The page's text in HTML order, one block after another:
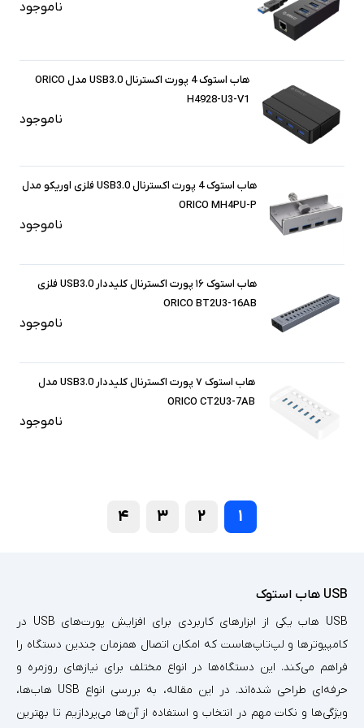
ناموجود
هاب استوک 4 پورت اکسترنال USB3.0 مدل ORICO
H4928-U3-V1
ناموجود
هاب استوک 4 پورت اکسترنال USB3.0 فلزی اوریکو مدل
ORICO MH4PU-P
ناموجود
هاب استوک ۱۶ پورت اکسترنال کلیددار USB3.0 فلزی
ORICO BT2U3-16AB
ناموجود
هاب استوک ۷ پورت اکسترنال کلیددار USB3.0 مدل
ORICO CT2U3-7AB
ناموجود
۱ ۲ ۳ ۴
USB هاب استوک
USB هاب یکی از ابزارهای کاربردی برای افزایش پورت‌های USB در
کامپیوترها و لپ‌تاپ‌هاست که امکان اتصال همزمان چندین دستگاه را
فراهم می‌کند. این دستگاه‌ها در انواع مختلف برای نیازهای روزمره و
حرفه‌ای طراحی شده‌اند. در این مقاله، به بررسی انواع USB هاب‌ها،
ویژگی‌ها و نکات مهم در انتخاب و استفاده از آن‌ها می‌پردازیم تا بهترین